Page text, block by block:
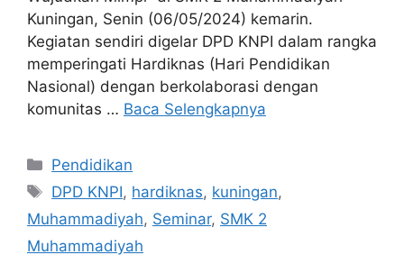
Kuningan, Senin (06/05/2024) kemarin.
Kegiatan sendiri digelar DPD KNPI dalam rangka
memperingati Hardiknas (Hari Pendidikan
Nasional) dengan berkolaborasi dengan
komunitas … Baca Selengkapnya
Kategori
Pendidikan
Tag
DPD KNPI, hardiknas, kuningan,
Muhammadiyah, Seminar, SMK 2
Muhammadiyah